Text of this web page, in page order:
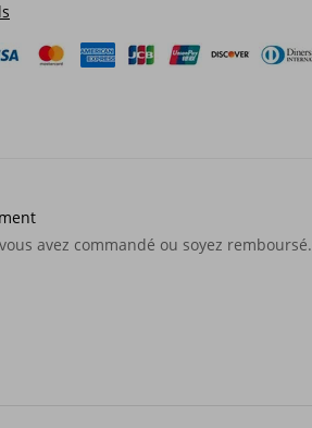
avez commandé ou soyez remboursé.